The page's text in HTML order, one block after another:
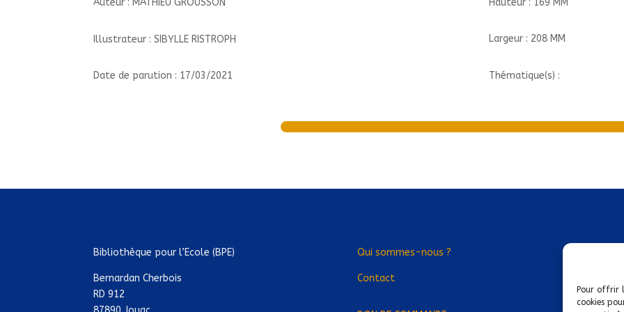
Pour offrir
cookies
Auteur : MATHIEU GROUSSON
Illustrateur : SIBYLLE RISTROPH
Date de parution : 17/03/2021
Largeur : 208 MM
Thématique(s) :
Bibliothèque pour l’Ecole (BPE)
Bernardan Cherbois
RD 912
Qui sommes-nous ?
Contact